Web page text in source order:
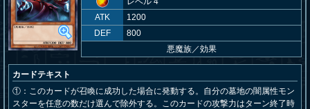
ATK
1200
DEF
800
悪魔族／効果
カードテキスト
①：このカードが召喚に成功した場合に発動する。自分の墓地の闇属性モン
スターを任意の数だけ選んで除外する。このカードの攻撃力はターン終了時